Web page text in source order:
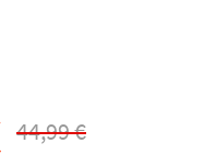
44,99 €